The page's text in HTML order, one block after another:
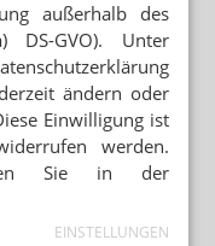
außerhalb des
GVO). Unter
ändern oder
Einwilligung ist
werden.
Sie in der
EINSTELLUNGEN
S
auf Rezept